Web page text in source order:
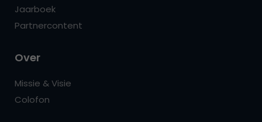
Jaarboek
Partnercontent
Over
Missie & Visie
Colofon